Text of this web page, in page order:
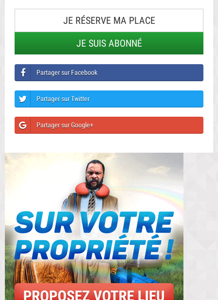
JE RÉSERVE MA PLACE
JE SUIS ABONNÉ
Partager sur Facebook
Partager sur Twitter
Partager sur Google+